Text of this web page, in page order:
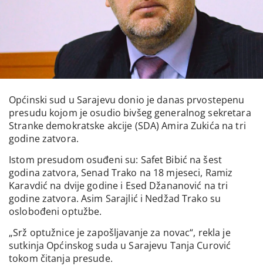
Općinski sud u Sarajevu donio je danas prvostepenu
presudu kojom je osudio bivšeg generalnog sekretara
Stranke demokratske akcije (SDA) Amira Zukića na tri
godine zatvora.
Istom presudom osuđeni su: Safet Bibić na šest
godina zatvora, Senad Trako na 18 mjeseci, Ramiz
Karavdić na dvije godine i Esed Džananović na tri
godine zatvora. Asim Sarajlić i Nedžad Trako su
oslobođeni optužbe.
„Srž optužnice je zapošljavanje za novac“, rekla je
sutkinja Općinskog suda u Sarajevu Tanja Curović
tokom čitanja presude.